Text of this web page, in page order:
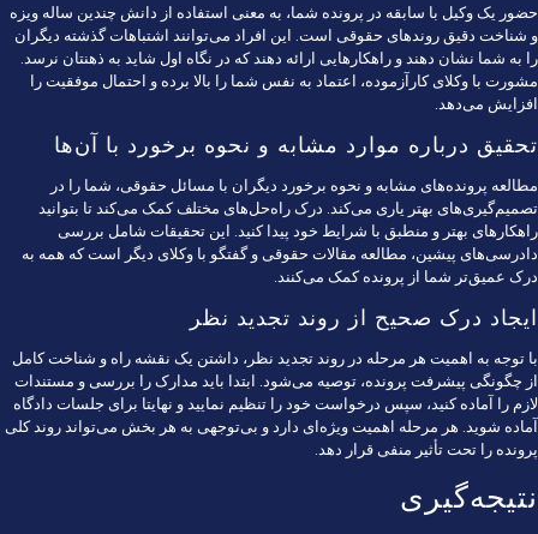
حضور یک وکیل با سابقه در پرونده شما، به معنی استفاده از دانش چندین ساله ویزه
و شناخت دقیق روندهای حقوقی است. این افراد می‌توانند اشتباهات گذشته دیگران
را به شما نشان دهند و راهکارهایی ارائه دهند که در نگاه اول شاید به ذهنتان نرسد.
مشورت با وکلای کارآزموده، اعتماد به نفس شما را بالا برده و احتمال موفقیت را
افزایش می‌دهد.
تحقیق درباره موارد مشابه و نحوه برخورد با آن‌ها
مطالعه پرونده‌های مشابه و نحوه برخورد دیگران با مسائل حقوقی، شما را در
تصمیم‌گیری‌های بهتر یاری می‌کند. درک راه‌حل‌های مختلف کمک می‌کند تا بتوانید
راهکارهای بهتر و منطبق با شرایط خود پیدا کنید. این تحقیقات شامل بررسی
دادرسی‌های پیشین، مطالعه مقالات حقوقی و گفتگو با وکلای دیگر است که همه به
درک عمیق‌تر شما از پرونده کمک می‌کنند.
ایجاد درک صحیح از روند تجدید نظر
با توجه به اهمیت هر مرحله در روند تجدید نظر، داشتن یک نقشه راه و شناخت کامل
از چگونگی پیشرفت پرونده، توصیه می‌شود. ابتدا باید مدارک را بررسی و مستندات
لازم را آماده کنید، سپس درخواست خود را تنظیم نمایید و نهایتا برای جلسات دادگاه
آماده شوید. هر مرحله اهمیت ویژه‌ای دارد و بی‌توجهی به هر بخش می‌تواند روند کلی
پرونده را تحت تأثیر منفی قرار دهد.
نتیجه‌گیری